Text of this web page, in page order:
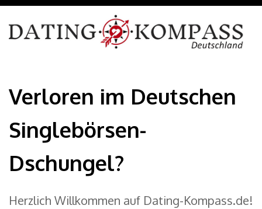
Verloren im Deutschen
Singlebörsen-
Dschungel?
Herzlich Willkommen auf Dating-Kompass.de!